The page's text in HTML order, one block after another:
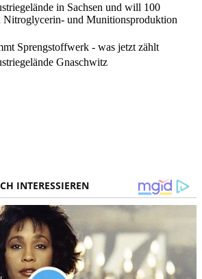
in Sachsen und will 100
und Munitionsproduktion
Sprengstoffwerk - was jetzt zählt
Gnaschwitz